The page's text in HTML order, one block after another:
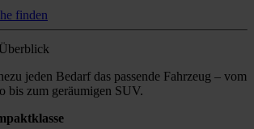
finden
jeden Bedarf das passende Fahrzeug – vom
bis zum geräumigen SUV.